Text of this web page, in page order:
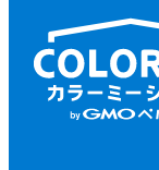
て、参加
いつで
前項に基
の理由等